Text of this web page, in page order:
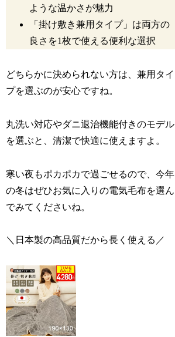
ような温かさが魅力
「掛け敷き兼用タイプ」は両方の
良さを1枚で使える便利な選択
どちらかに決められない方は、兼用タイ
プを選ぶのが安心ですね。
丸洗い対応やダニ退治機能付きのモデル
を選ぶと、清潔で快適に使えますよ。
寒い夜もポカポカで過ごせるので、今年
の冬はぜひお気に入りの電気毛布を選ん
でみてくださいね。
＼日本製の高品質だから長く使える／